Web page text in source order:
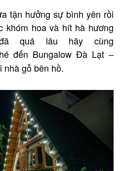
tận hưởng sự bình yên rồi
khóm hoa và hít hà hương
quá lâu hãy cùng
đến Bungalow Đà Lạt –
nhà gỗ bên hồ.